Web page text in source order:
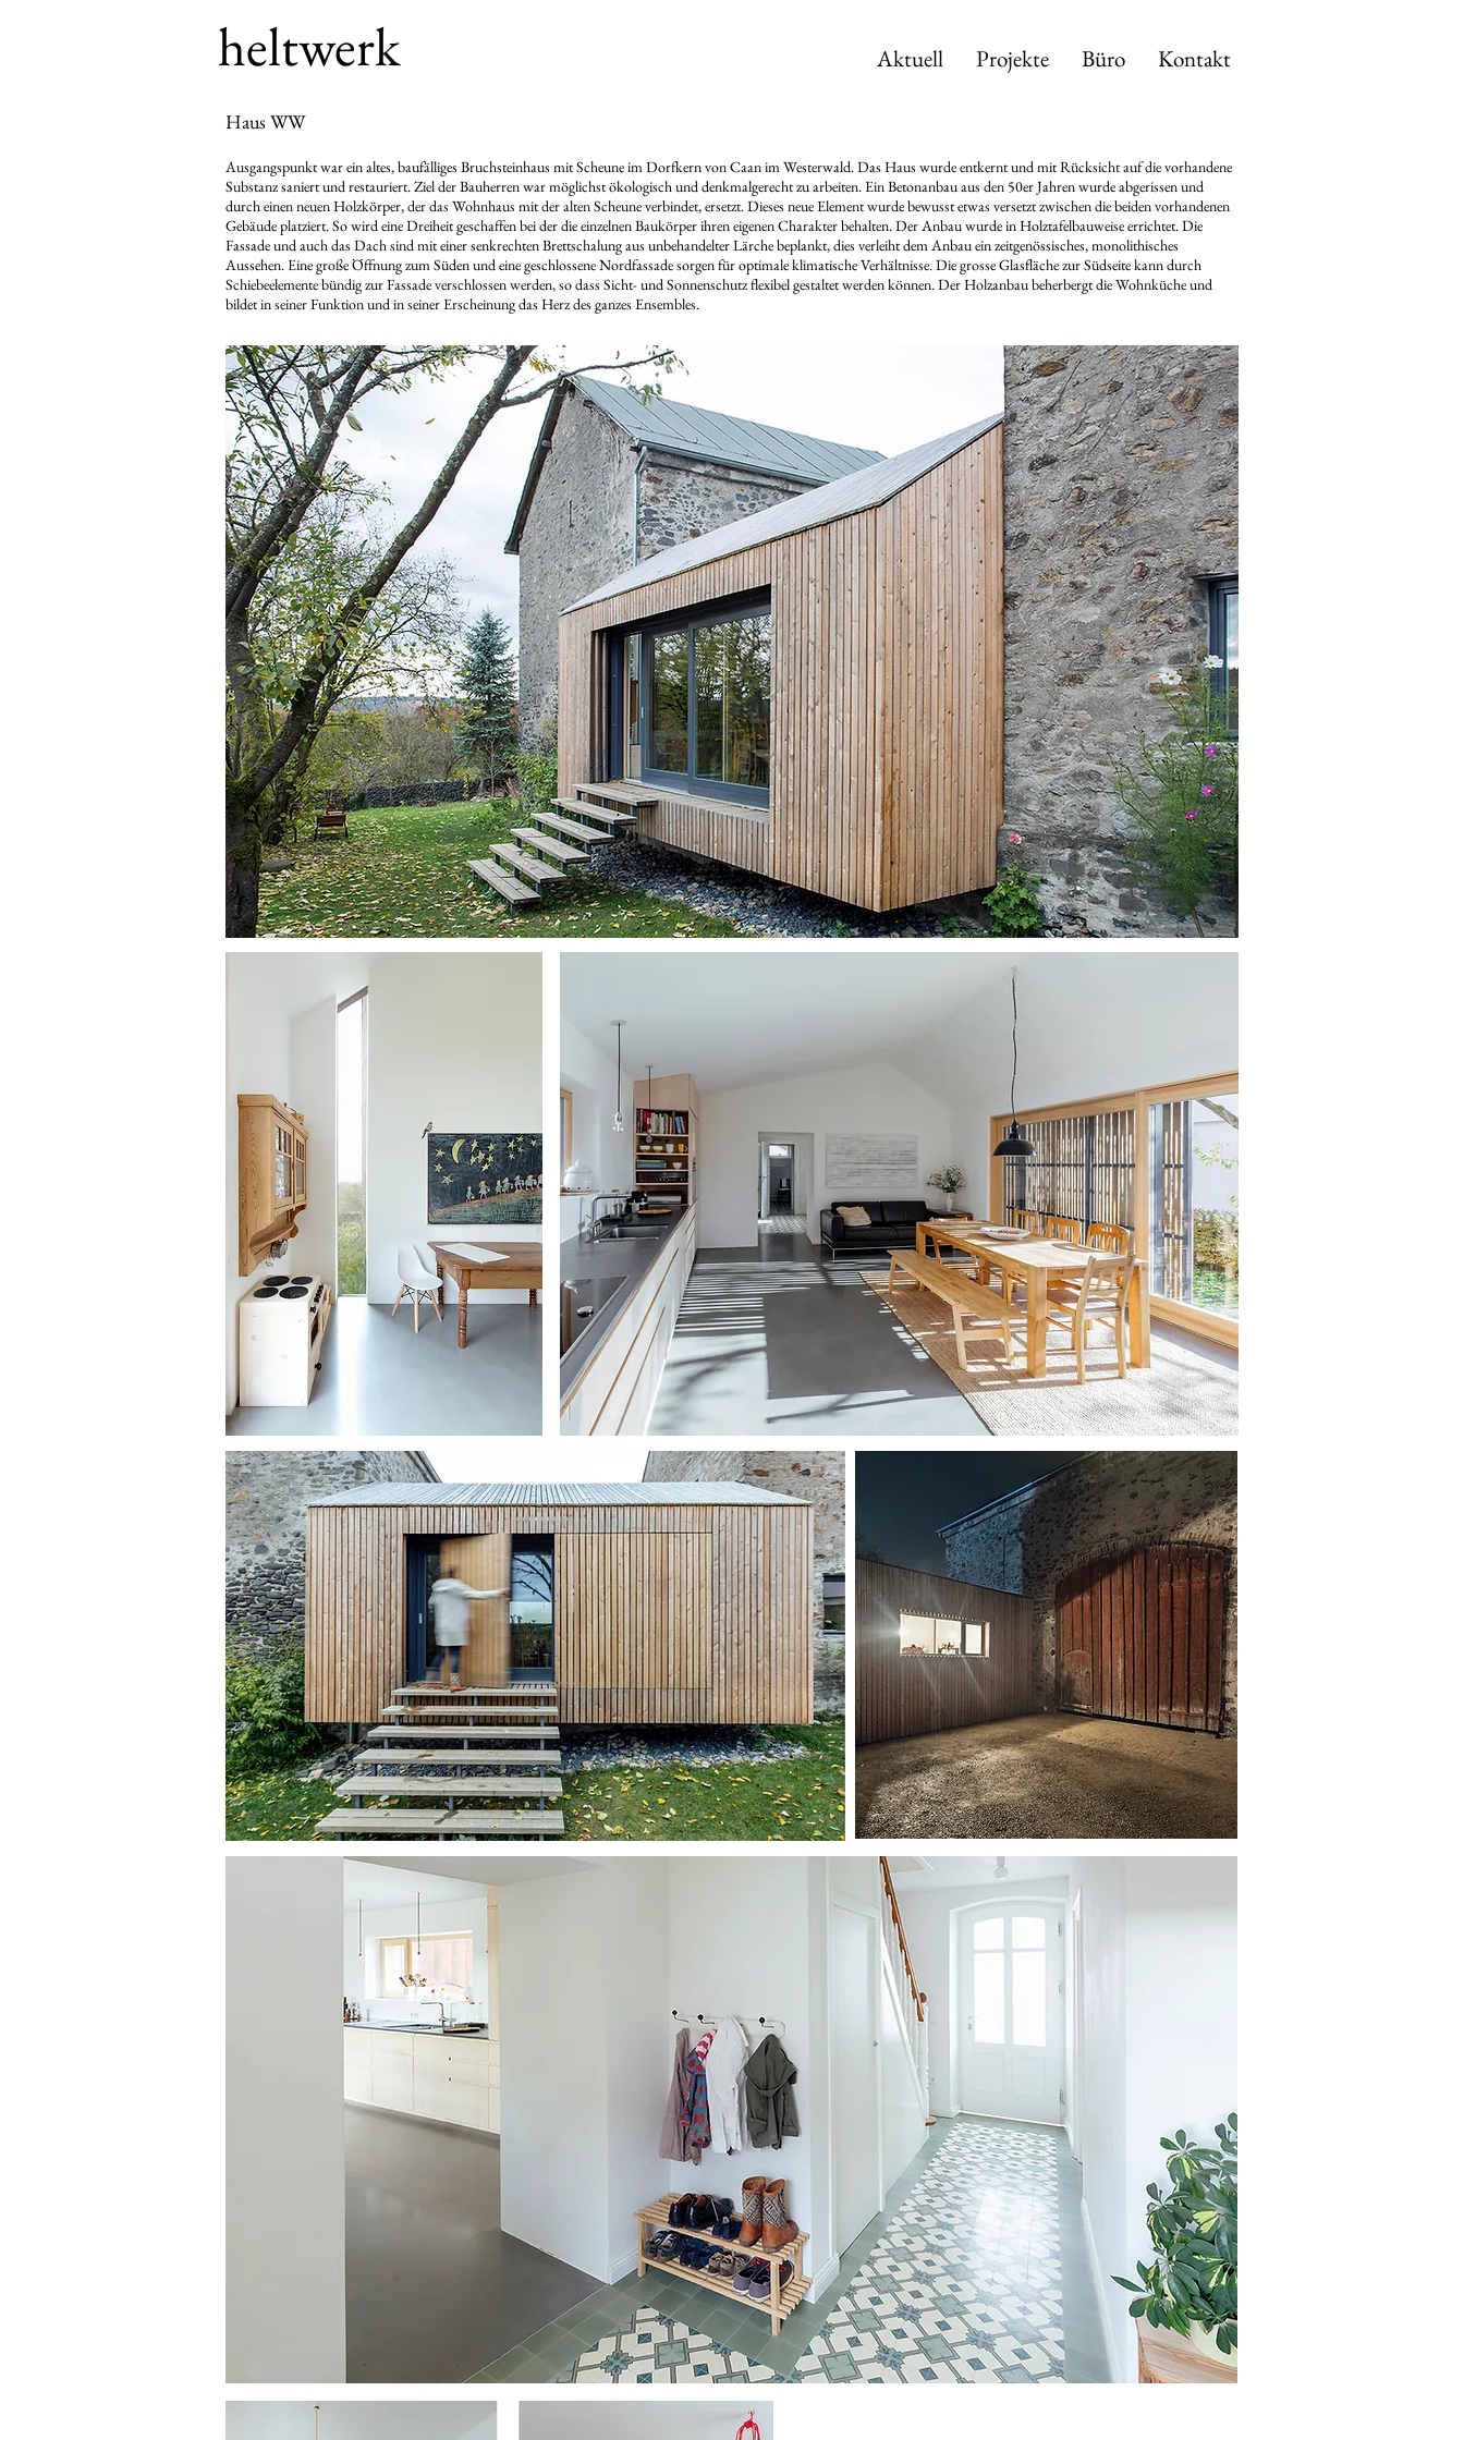
heltwerk Aktuell Projekte Büro Kontakt
Haus WW
Ausgangspunkt war ein altes, baufälliges Bruchsteinhaus mit Scheune im Dorfkern von Caan im Westerwald. Das Haus wurde entkernt und mit Rücksicht auf die vorhandene
Substanz saniert und restauriert. Ziel der Bauherren war möglichst ökologisch und denkmalgerecht zu arbeiten. Ein Betonanbau aus den 50er Jahren wurde abgerissen und
durch einen neuen Holzkörper, der das Wohnhaus mit der alten Scheune verbindet, ersetzt. Dieses neue Element wurde bewusst etwas versetzt zwischen die beiden vorhandenen
Gebäude platziert. So wird eine Dreiheit geschaffen bei der die einzelnen Baukörper ihren eigenen Charakter behalten. Der Anbau wurde in Holztafelbauweise errichtet. Die
Fassade und auch das Dach sind mit einer senkrechten Brettschalung aus unbehandelter Lärche beplankt, dies verleiht dem Anbau ein zeitgenössisches, monolithisches
Aussehen. Eine große Öffnung zum Süden und eine geschlossene Nordfassade sorgen für optimale klimatische Verhältnisse. Die grosse Glasfläche zur Südseite kann durch
Schiebeelemente bündig zur Fassade verschlossen werden, so dass Sicht- und Sonnenschutz flexibel gestaltet werden können. Der Holzanbau beherbergt die Wohnküche und
bildet in seiner Funktion und in seiner Erscheinung das Herz des ganzes Ensembles.